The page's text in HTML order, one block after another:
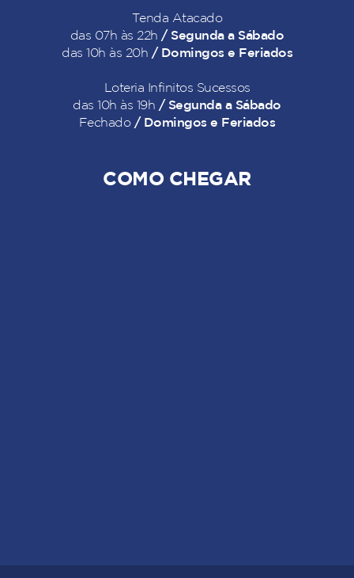
Tenda Atacado
das 07h às 22h/ Segunda a Sábado
das 10h às 20h / Domingos e Feriados
Loteria Infinitos Sucessos
das 10h às 19h / Segunda a Sábado
Fechado / Domingos e Feriados
COMO CHEGAR